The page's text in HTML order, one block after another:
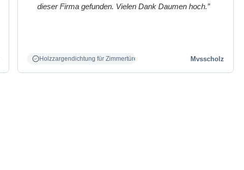
dieser Firma gefunden. Vielen Dank Daumen hoch.”
Holzzargendichtung für Zimmertüren weiß. Mvsscholz